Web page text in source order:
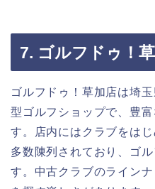
7. ゴルフドゥ！
ゴルフドゥ！草加店は埼
型ゴルフショップで、豊
す。店内にはクラブをは
多数陳列されており、ゴ
す。中古クラブのライン